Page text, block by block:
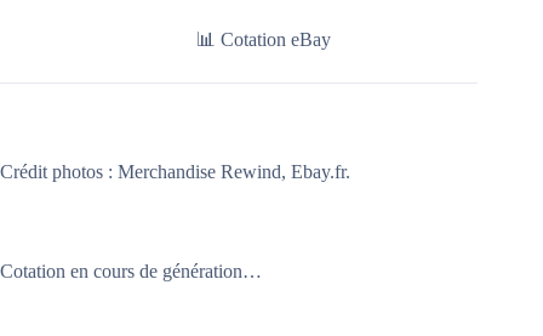
📊 Cotation eBay
Crédit photos : Merchandise Rewind, Ebay.fr.
Cotation en cours de génération…